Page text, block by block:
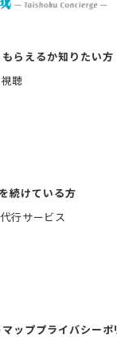
らえるか知りたい方
聴
続けている方
行サービス
ッププライバシーポ